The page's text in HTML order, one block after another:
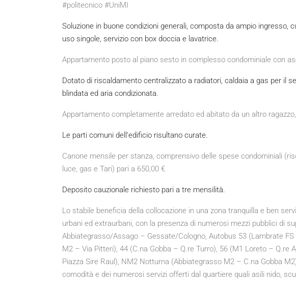
#politecnico #UniMI
Soluzione in buone condizioni generali, composta da ampio ingresso,
uso singole, servizio con box doccia e lavatrice.
Appartamento posto al piano sesto in complesso condominiale con
Dotato di riscaldamento centralizzato a radiatori, caldaia a gas per il
blindata ed aria condizionata.
Appartamento completamente arredato ed abitato da un altro
Le parti comuni dell’edificio risultano curate.
Canone mensile per stanza, comprensivo delle spese condominiali
luce, gas e Tari) pari a 650,00 €
Deposito cauzionale richiesto pari a tre mensilità.
Lo stabile beneficia della collocazione in una zona tranquilla e ben
urbani ed extraurbani, con la presenza di numerosi mezzi pubblici di
Abbiategrasso/Assago – Gessate/Cologno, Autobus 53 (Lambrate
M2 – Via Pitteri), 44 (C.na Gobba – Q.re Turro), 56 (M1 Loreto – Q.re
Piazza Sire Raul), NM2 Notturna (Abbiategrasso M2 – C.na Gobba
comodità e dei numerosi servizi offerti dal quartiere quali asili nido,